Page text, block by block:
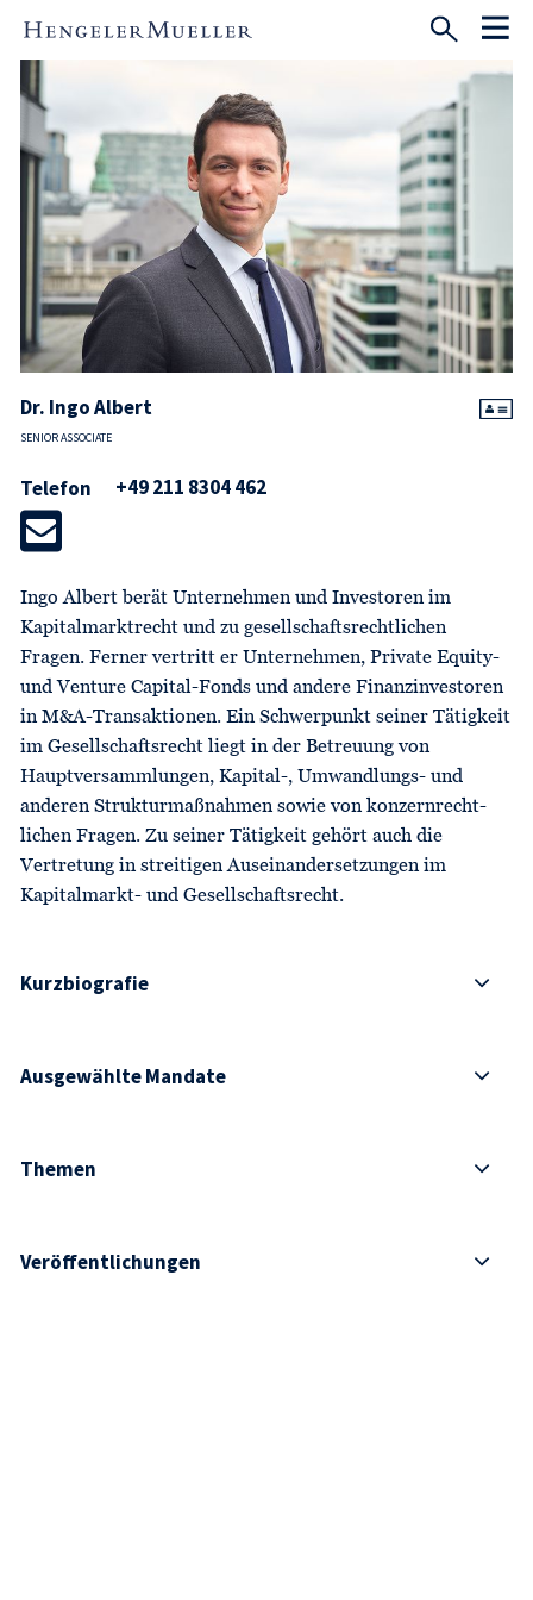
Dr. Ingo Albert
SENIOR ASSOCIATE
Telefon +49 211 8304 462
Ingo Albert berät Unternehmen und Investoren im
Kapital­marktrecht und zu gesellschaftsrechtlichen
Fragen. Ferner vertritt er Unternehmen, Private Equity-
und Venture Capital-Fonds und andere Finanzinvestoren
in M&A-Transaktionen. Ein Schwerpunkt seiner Tätigkeit
im Gesellschaftsrecht liegt in der Betreuung von
Hauptversammlungen, Kapital-, Umwand­lungs- und
anderen Strukturmaßnahmen sowie von konzern­recht­
lichen Fragen. Zu seiner Tätigkeit gehört auch die
Vertretung in streitigen Auseinandersetzungen im
Kapital­markt- und Gesellschaftsrecht.
Kurzbiografie
Ausgewählte Mandate
Themen
Veröffentlichungen